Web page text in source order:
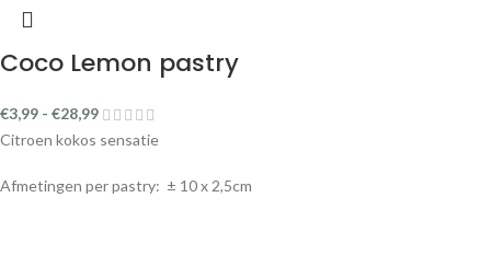
Coco Lemon pastry
€3,99 - €28,99
Citroen kokos sensatie
Afmetingen per pastry: ± 10 x 2,5cm